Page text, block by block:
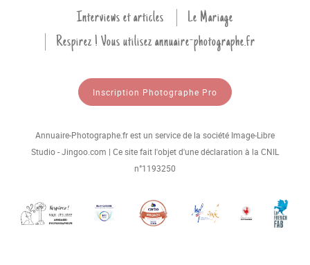
Interviews et articles
Le Mariage
Respirez ! Vous utilisez annuaire-photographe.fr
Inscription Photographe Pro
Annuaire-Photographe.fr est un service de la société Image-Libre
Studio - Jingoo.com | Ce site fait l'objet d'une déclaration à la CNIL
n°1193250